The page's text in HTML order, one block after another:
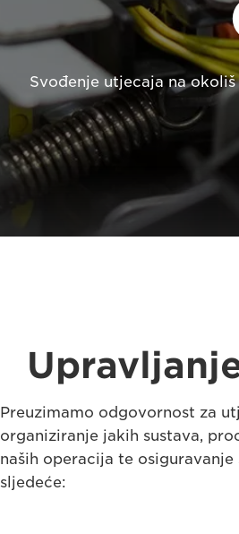
Svođenje utjecaja na
Preuzimamo odgovornost za
organiziranje jakih sustava,
naših operacija te
sljedeće: